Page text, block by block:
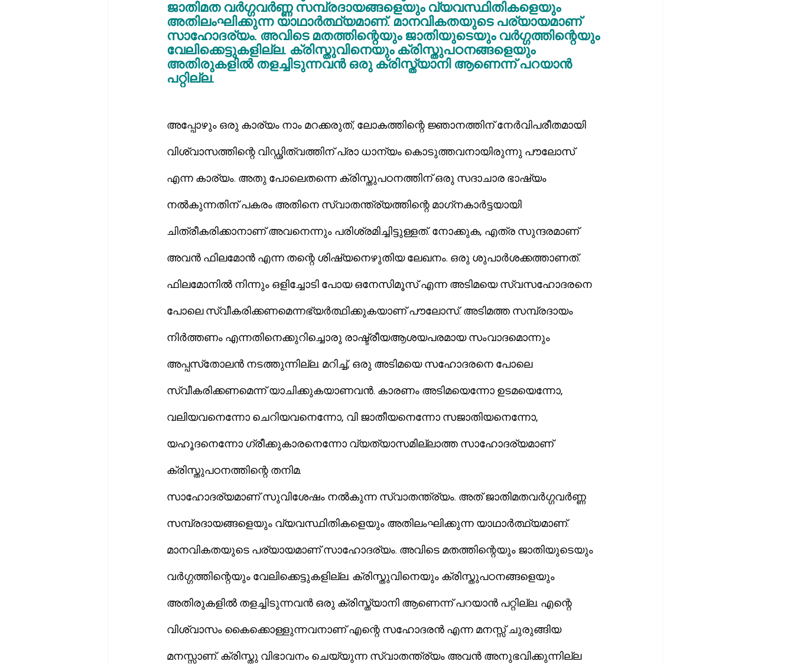
ജാതിമത വര്‍ഗ്ഗവര്‍ണ്ണ സമ്പ്രദായങ്ങളെയും വ്യവസ്ഥിതികളെയും
അതിലംഘിക്കുന്ന യാഥാര്‍ത്ഥ്യമാണ്. മാനവികതയുടെ പര്യായമാണ്
സാഹോദര്യം. അവിടെ മതത്തിന്റെയും ജാതിയുടെയും വര്‍ഗ്ഗത്തിന്റെയും
വേലിക്കെട്ടുകളില്ല. ക്രിസ്തുവിനെയും ക്രിസ്തുപഠനങ്ങളെയും
അതിരുകളില്‍ തളച്ചിടുന്നവന്‍ ഒരു ക്രിസ്ത്യാനി ആണെന്ന് പറയാന്‍
പറ്റില്ല.
അപ്പോഴും ഒരു കാര്യം നാം മറക്കരുത്; ലോകത്തിന്റെ ജ്ഞാനത്തിന് നേര്‍വിപരീതമായി
വിശ്വാസത്തിന്റെ വിഡ്ഢിത്വത്തിന് പ്രാ ധാന്യം കൊടുത്തവനായിരുന്നു പൗലോസ്
എന്ന കാര്യം. അതു പോലെതന്നെ ക്രിസ്തുപഠനത്തിന് ഒരു സദാചാര ഭാഷ്യം
നല്‍കുന്നതിന് പകരം അതിനെ സ്വാതന്ത്ര്യത്തിന്റെ മാഗ്‌നകാര്‍ട്ടയായി
ചിത്രീകരിക്കാനാണ് അവനെന്നും പരിശ്രമിച്ചിട്ടുള്ളത്. നോക്കുക, എത്ര സുന്ദരമാണ്
അവന്‍ ഫിലമോന്‍ എന്ന തന്റെ ശിഷ്യനെഴുതിയ ലേഖനം. ഒരു ശുപാര്‍ശക്കത്താണത്.
ഫിലമോനില്‍ നിന്നും ഒളിച്ചോടി പോയ ഒനേസിമൂസ് എന്ന അടിമയെ സ്വസഹോദരനെ
പോലെ സ്വീകരിക്കണമെന്നഭ്യര്‍ത്ഥിക്കുകയാണ് പൗലോസ്. അടിമത്ത സമ്പ്രദായം
നിര്‍ത്തണം എന്നതിനെക്കുറിച്ചൊരു രാഷ്ട്രീയആശയപരമായ സംവാദമൊന്നും
അപ്പസ്‌തോലന്‍ നടത്തുന്നില്ല. മറിച്ച്, ഒരു അടിമയെ സഹോദരനെ പോലെ
സ്വീകരിക്കണമെന്ന് യാചിക്കുകയാണവന്‍. കാരണം അടിമയെന്നോ ഉടമയെന്നോ,
വലിയവനെന്നോ ചെറിയവനെന്നോ, വി ജാതീയനെന്നോ സജാതിയനെന്നോ,
യഹൂദനെന്നോ ഗ്രീക്കുകാരനെന്നോ വ്യത്യാസമില്ലാത്ത സാഹോദര്യമാണ്
ക്രിസ്തുപഠനത്തിന്റെ തനിമ.
സാഹോദര്യമാണ് സുവിശേഷം നല്‍കുന്ന സ്വാതന്ത്ര്യം. അത് ജാതിമതവര്‍ഗ്ഗവര്‍ണ്ണ
സമ്പ്രദായങ്ങളെയും വ്യവസ്ഥിതികളെയും അതിലംഘിക്കുന്ന യാഥാര്‍ത്ഥ്യമാണ്.
മാനവികതയുടെ പര്യായമാണ് സാഹോദര്യം. അവിടെ മതത്തിന്റെയും ജാതിയുടെയും
വര്‍ഗ്ഗത്തിന്റെയും വേലിക്കെട്ടുകളില്ല. ക്രിസ്തുവിനെയും ക്രിസ്തുപഠനങ്ങളെയും
അതിരുകളില്‍ തളച്ചിടുന്നവന്‍ ഒരു ക്രിസ്ത്യാനി ആണെന്ന് പറയാന്‍ പറ്റില്ല. എന്റെ
വിശ്വാസം കൈക്കൊള്ളുന്നവനാണ് എന്റെ സഹോദരന്‍ എന്ന മനസ്സ് ചുരുങ്ങിയ
മനസ്സാണ്. ക്രിസ്തു വിഭാവനം ചെയ്യുന്ന സ്വാതന്ത്ര്യം അവന്‍ അനുഭവിക്കുന്നില്ല